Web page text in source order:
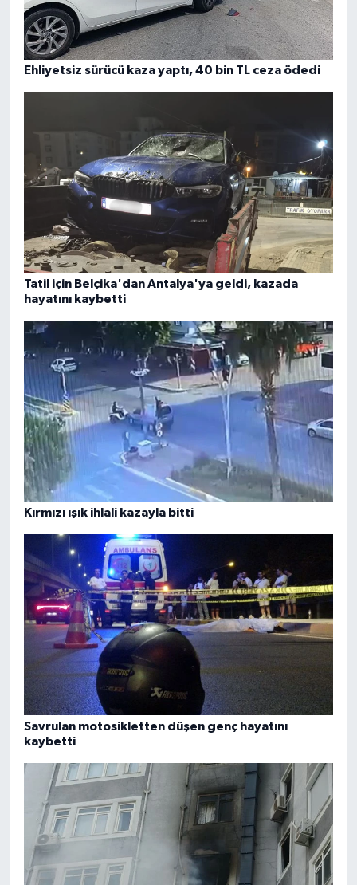
Ehliyetsiz sürücü kaza yaptı, 40 bin TL ceza ödedi
Tatil için Belçika'dan Antalya'ya geldi, kazada
hayatını kaybetti
Kırmızı ışık ihlali kazayla bitti
Savrulan motosikletten düşen genç hayatını
kaybetti